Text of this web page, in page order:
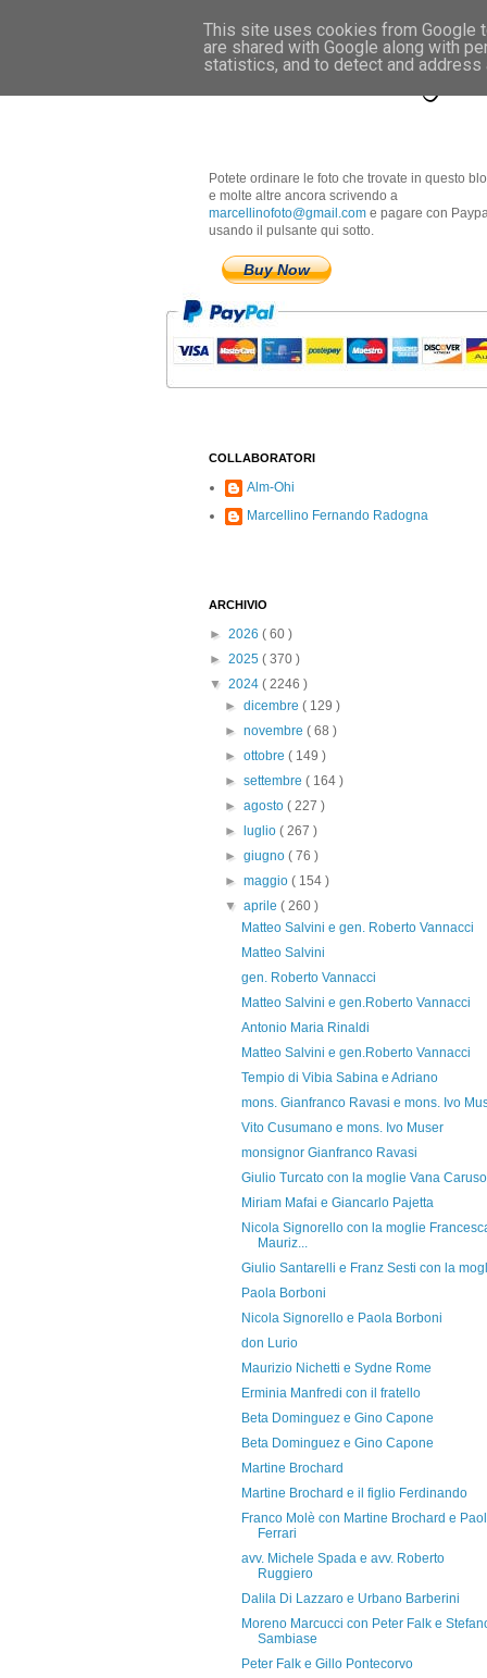
Marcellino
Potete ordinare le foto che trovate in questo
e molte altre ancora scrivendo a
marcellinofoto@gmail.com e pagare con
usando il pulsante qui sotto.
Buy Now
COLLABORATORI
Alm-Ohi
Marcellino Fernando Radogna
ARCHIVIO
► 2026 ( 60 )
► 2025 ( 370 )
▼ 2024 ( 2246 )
►dicembre( 129 )
►novembre( 68 )
►ottobre( 149 )
►settembre( 164 )
►agosto( 227 )
►
luglio( 267 )
►giugno( 76 )
►maggio( 154 )
▼aprile( 260 )
Matteo Salvini e gen. Roberto Vannacci
Matteo Salvini
gen. Roberto Vannacci
Matteo Salvini e gen.Roberto Vannacci
Antonio Maria Rinaldi
Matteo Salvini e gen.Roberto Vannacci
Tempio di Vibia Sabina e Adriano
mons. Gianfranco Ravasi e mons. Ivo
Vito Cusumano e mons. Ivo Muser
monsignor Gianfranco Ravasi
Giulio Turcato con la moglie Vana Caruso
Miriam Mafai e Giancarlo Pajetta
Nicola Signorello con la moglie
Mauriz...
Giulio Santarelli e Franz Sesti con la
Paola Borboni
Nicola Signorello e Paola Borboni
don Lurio
Maurizio Nichetti e Sydne Rome
Erminia Manfredi con il fratello
Beta Dominguez e Gino Capone
Beta Dominguez e Gino Capone
Martine Brochard
Martine Brochard e il figlio Ferdinando
Franco Molè con Martine Brochard e
Ferrari
avv. Michele Spada e avv. Roberto
Ruggiero
Dalila Di Lazzaro e Urbano Barberini
Moreno Marcucci con Peter Falk e
Sambiase
Peter Falk e Gillo Pontecorvo
This site uses cookies from Google
are shared with Google along with
statistics, and to detect and address